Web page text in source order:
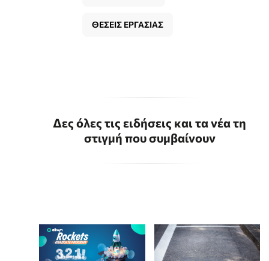
ΘΕΣΕΙΣ ΕΡΓΑΣΙΑΣ
Δες όλες τις ειδήσεις και τα νέα τη
στιγμή που συμβαίνουν